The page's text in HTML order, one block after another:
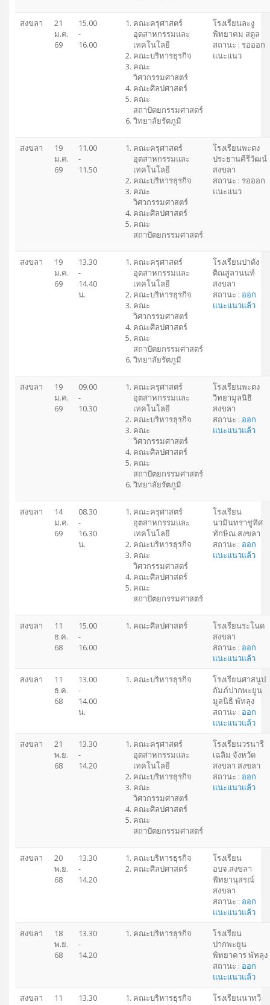
สงขลา
21
ม.ค.
69
15.00
-
16.00
คณะครุศาสตร์
อุตสาหกรรมและ
เทคโนโลยี
คณะบริหารธุรกิจ
คณะ
วิศวกรรมศาสตร์
คณะศิลปศาสตร์
คณะ
สถาปัตยกรรมศาสตร์
วิทยาลัยรัตภูมิ
โรงเรียนละงู
พิทยาคม สตูล
สถานะ : รอออก
แนะแนว
สงขลา
19
ม.ค.
69
11.00
-
11.50
คณะครุศาสตร์
อุตสาหกรรมและ
เทคโนโลยี
คณะบริหารธุรกิจ
คณะ
วิศวกรรมศาสตร์
คณะศิลปศาสตร์
คณะ
สถาปัตยกรรมศาสตร์
โรงเรียนพะตง
ประธานคีรีวัฒน์
สงขลา
สถานะ : รอออก
แนะแนว
สงขลา
19
ม.ค.
69
13.30
-
14.40
น.
คณะครุศาสตร์
อุตสาหกรรมและ
เทคโนโลยี
คณะบริหารธุรกิจ
คณะ
วิศวกรรมศาสตร์
คณะศิลปศาสตร์
คณะ
สถาปัตยกรรมศาสตร์
วิทยาลัยรัตภูมิ
โรงเรียนปาดัง
ติณสูลานนท์
สงขลา
สถานะ : ออก
แนะแนวแล้ว
สงขลา
19
ม.ค.
69
09.00
-
10.30
คณะครุศาสตร์
อุตสาหกรรมและ
เทคโนโลยี
คณะบริหารธุรกิจ
คณะ
วิศวกรรมศาสตร์
คณะศิลปศาสตร์
คณะ
สถาปัตยกรรมศาสตร์
วิทยาลัยรัตภูมิ
โรงเรียนพะตง
วิทยามูลนิธิ
สงขลา
สถานะ : ออก
แนะแนวแล้ว
สงขลา
14
ม.ค.
69
08.30
-
16.30
น.
คณะครุศาสตร์
อุตสาหกรรมและ
เทคโนโลยี
คณะบริหารธุรกิจ
คณะ
วิศวกรรมศาสตร์
คณะศิลปศาสตร์
คณะ
สถาปัตยกรรมศาสตร์
โรงเรียน
นวมินทราชูทิศ
ทักษิณ สงขลา
สถานะ : ออก
แนะแนวแล้ว
สงขลา
11
ธ.ค.
68
15.00
-
16.00
คณะศิลปศาสตร์
โรงเรียนระโนด
สงขลา
สถานะ : ออก
แนะแนวแล้ว
สงขลา
11
ธ.ค.
68
13.00
-
14.00
น.
คณะบริหารธุรกิจ
โรงเรียนศาสนูป
ถัมภ์ปากพะยูน
มูลนิธิ พัทลุง
สถานะ : ออก
แนะแนวแล้ว
สงขลา
21
พ.ย.
68
13.30
-
14.20
คณะครุศาสตร์
อุตสาหกรรมและ
เทคโนโลยี
คณะบริหารธุรกิจ
คณะ
วิศวกรรมศาสตร์
คณะศิลปศาสตร์
คณะ
สถาปัตยกรรมศาสตร์
โรงเรียนวรนารี
เฉลิม จังหวัด
สงขลา สงขลา
สถานะ : ออก
แนะแนวแล้ว
สงขลา
20
พ.ย.
68
13.30
-
14.20
คณะบริหารธุรกิจ
คณะศิลปศาสตร์
โรงเรียน
อบจ.สงขลา
พิทยานุสรณ์
สงขลา
สถานะ : ออก
แนะแนวแล้ว
สงขลา
18
พ.ย.
68
13.30
-
14.20
คณะบริหารธุรกิจ
โรงเรียน
ปากพะยูน
พิทยาคาร พัทลุง
สถานะ : ออก
แนะแนวแล้ว
สงขลา
11
13.30
คณะบริหารธุรกิจ
โรงเรียนนาทวี